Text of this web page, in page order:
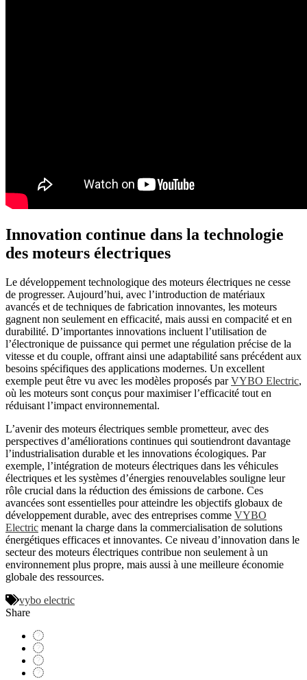
Innovation continue dans la technologie
des moteurs électriques
Le développement technologique des moteurs électriques ne cesse
de progresser. Aujourd’hui, avec l’introduction de matériaux
avancés et de techniques de fabrication innovantes, les moteurs
gagnent non seulement en efficacité, mais aussi en compacité et en
durabilité. D’importantes innovations incluent l’utilisation de
l’électronique de puissance qui permet une régulation précise de la
vitesse et du couple, offrant ainsi une adaptabilité sans précédent aux
besoins spécifiques des applications modernes. Un excellent
exemple peut être vu avec les modèles proposés parVYBO Electric,
où les moteurs sont conçus pour maximiser l’efficacité tout en
réduisant l’impact environnemental.
L’avenir des moteurs électriques semble prometteur, avec des
perspectives d’améliorations continues qui soutiendront davantage
l’industrialisation durable et les innovations écologiques. Par
exemple, l’intégration de moteurs électriques dans les véhicules
électriques et les systèmes d’énergies renouvelables souligne leur
rôle crucial dans la réduction des émissions de carbone. Ces
avancées sont essentielles pour atteindre les objectifs globaux de
développement durable, avec des entreprises comme VYBO
Electric menant la charge dans la commercialisation de solutions
énergétiques efficaces et innovantes. Ce niveau d’innovation dans le
secteur des moteurs électriques contribue non seulement à un
environnement plus propre, mais aussi à une meilleure économie
globale des ressources.
vybo electric
Share